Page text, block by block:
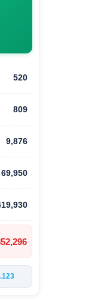
520
809
9,876
69,950